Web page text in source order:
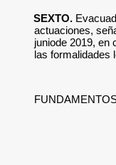
SEXTO.
actuaciones,
juniode 2019, en
las formalidades